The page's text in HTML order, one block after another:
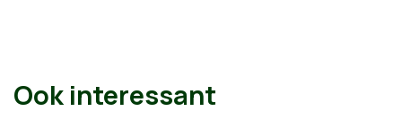
Ook interessant